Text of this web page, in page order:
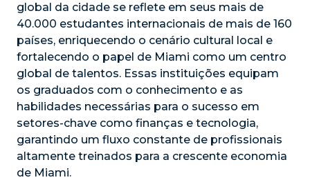
global da cidade se reflete em seus mais de
40.000 estudantes internacionais de mais de 160
países, enriquecendo o cenário cultural local e
fortalecendo o papel de Miami como um centro
global de talentos. Essas instituições equipam
os graduados com o conhecimento e as
habilidades necessárias para o sucesso em
setores-chave como finanças e tecnologia,
garantindo um fluxo constante de profissionais
altamente treinados para a crescente economia
de Miami.